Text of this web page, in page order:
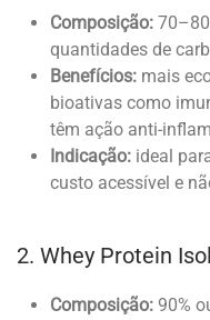
Composição:
quantidades de
Benefícios: mais
bioativas como
têm ação anti-
Indicação: ideal
custo acessível e
2. Whey Protein
Composição: 90%